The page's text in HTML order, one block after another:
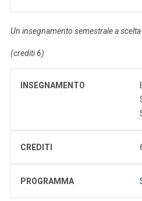
Un insegnamento semestrale a scelta
(crediti 6)
INSEGNAMENTO
CREDITI
PROGRAMMA